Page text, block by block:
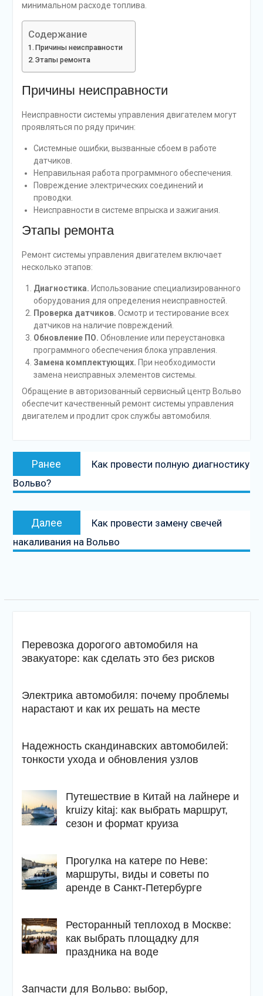
минимальном расходе топлива.
Содержание
Причины неисправности
Этапы ремонта
Причины неисправности
Неисправности системы управления двигателем могут
проявляться по ряду причин:
Системные ошибки, вызванные сбоем в работе
датчиков.
Неправильная работа программного обеспечения.
Повреждение электрических соединений и
проводки.
Неисправности в системе впрыска и зажигания.
Этапы ремонта
Ремонт системы управления двигателем включает
несколько этапов:
Диагностика. Использование специализированного
оборудования для определения неисправностей.
Проверка датчиков. Осмотр и тестирование всех
датчиков на наличие повреждений.
Обновление ПО. Обновление или переустановка
программного обеспечения блока управления.
Замена комплектующих. При необходимости
замена неисправных элементов системы.
Обращение в авторизованный сервисный центр Вольво
обеспечит качественный ремонт системы управления
двигателем и продлит срок службы автомобиля.
Навигация
записям
Ранее
Предыдущая
запись:
Как провести полную диагностику
Вольво?
Далее
Следующая
запись
Как провести замену свечей
накаливания на Вольво
Перевозка дорогого автомобиля на
эвакуаторе: как сделать это без рисков
Электрика автомобиля: почему проблемы
нарастают и как их решать на месте
Надежность скандинавских автомобилей:
тонкости ухода и обновления узлов
Путешествие в Китай на лайнере и
kruizy kitaj: как выбрать маршрут,
сезон и формат круиза
Прогулка на катере по Неве:
маршруты, виды и советы по
аренде в Санкт-Петербурге
Ресторанный теплоход в Москве:
как выбрать площадку для
праздника на воде
Запчасти для Вольво: выбор,